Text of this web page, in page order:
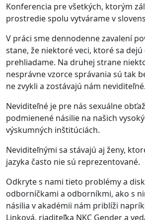
Konferencia pre všetkých, ktorým
prostredie spolu vytvárame v
V práci sme dennodenne zavalení
stane, že niektoré veci, ktoré sa dejú
prehliadame. Na druhej strane
nesprávne vzorce správania sú tak
ne zvykli a zostávajú nám neviditeľné.
Neviditeľné je pre nás sexuálne
podmienené násilie na našich
výskumných inštitúciách.
Neviditeľnými sa stávajú aj ženy,
jazyka často nie sú reprezentované.
Odkryte s nami tieto problémy a
odborníčkami a odborníkmi, ako s
násilia v akadémii nám priblíži
Linková, riaditeľka NKC Gender a